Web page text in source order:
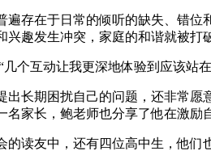
遍存在于日常的倾听的缺失、错
兴趣发生冲突，家庭的和谐就被打
几个互动让我更深地体验到应该站
出长期困扰自己的问题，还非常
名家长，鲍老师也分享了他在激励
的读友中，还有四位高中生，他